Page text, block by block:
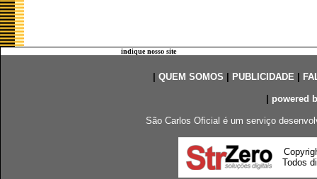
indique nosso site
QUEM SOMOS PUBLICIDADE|
powered
São Carlos Oficial é um serviço
Todos